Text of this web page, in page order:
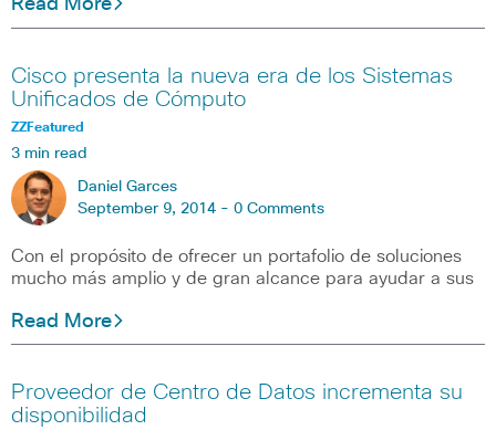
Read More
Cisco presenta la nueva era de los Sistemas
Unificados de Cómputo
ZZFeatured
3 min read
Daniel Garces
September 9, 2014 - 0 Comments
Con el propósito de ofrecer un portafolio de soluciones
mucho más amplio y de gran alcance para ayudar a sus
Read More
Proveedor de Centro de Datos incrementa su
disponibilidad